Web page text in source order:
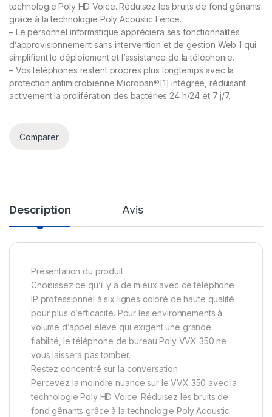
technologie Poly HD Voice. Réduisez les bruits de fond gênants
grâce à la technologie Poly Acoustic Fence.
– Le personnel informatique appréciera ses fonctionnalités
d’approvisionnement sans intervention et de gestion Web 1 qui
simplifient le déploiement et l’assistance de la téléphonie.
– Vos téléphones restent propres plus longtemps avec la
protection antimicrobienne Microban®[1] intégrée, réduisant
activement la prolifération des bactéries 24 h/24 et 7 j/7.
Comparer
Description Avis
Présentation du produit
Choisissez ce qu’il y a de mieux avec ce téléphone
IP professionnel à six lignes coloré de haute qualité
pour plus d’efficacité. Pour les environnements à
volume d’appel élevé qui exigent une grande
fiabilité, le téléphone de bureau Poly VVX 350 ne
vous laissera pas tomber.
Restez concentré sur la conversation
Percevez la moindre nuance sur le VVX 350 avec la
technologie Poly HD Voice. Réduisez les bruits de
fond gênants grâce à la technologie Poly Acoustic